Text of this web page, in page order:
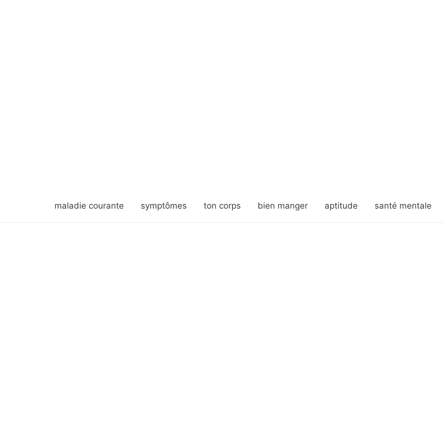
maladie courante symptômes ton corps bien manger aptitude santé mentale